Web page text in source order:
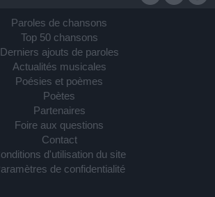
Paroles de chansons
Top 50 chansons
Derniers ajouts de paroles
Actualités musicales
Poésies et poèmes
Poètes
Partenaires
Foire aux questions
Contact
d'utilisation du site
de confidentialité